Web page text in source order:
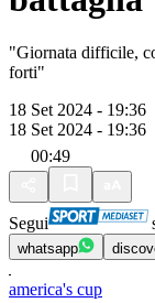
"Giornata difficile,
forti"
18 Set 2024 - 19:36
18 Set 2024 - 19:36
00:49
Segui
whatsapp
america's cup